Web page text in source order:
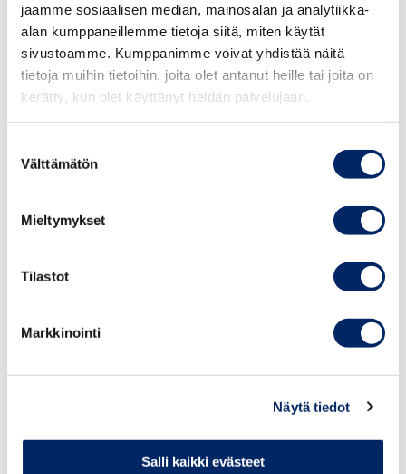
jaamme sosiaalisen median, mainosalan ja analytiikka-
alan kumppaneillemme tietoja siitä, miten käytät
sivustoamme. Kumppanimme voivat yhdistää näitä
tietoja muihin tietoihin, joita olet antanut heille tai joita on
kerätty, kun olet käyttänyt heidän palvelujaan.
valinta
Välttämätön
Mieltymykset
Tilastot
Markkinointi
Näytä tiedot
Salli kaikki evästeet
ilmastovaikutuksiaa ja seuraamme tapahtumiemme
hiilijalanjälkeä osana päästölaskentaa. Tämän vuoksi
kysymme sinulta ilmoittautumisen yhteydessä, kuinka
saavut tapahtumaan. Autathan meitä tekemään
hiilijalanjäljestä mahdollisimman pienen käyttämällä
mahdollisuuksien mukaan julkisia liikennevälineitä.
kasvisruokavaihtoehtoja.
18.8.2026